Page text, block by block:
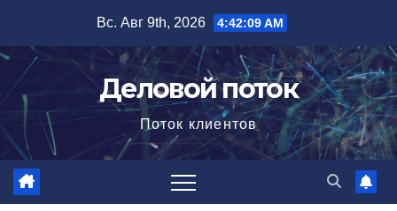
содержимому
Вс. Авг 9th, 2026 4:42:11 AM
Деловой поток
Поток клиентов